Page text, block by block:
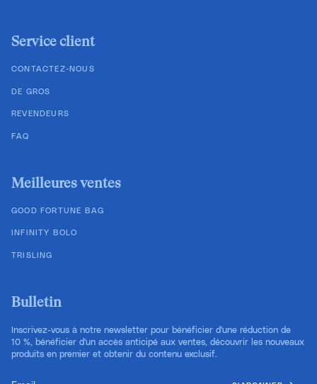
Service client
CONTACTEZ-NOUS
DE GROS
REVENDEURS
FAQ
Meilleures ventes
GOOD FORTUNE BAG
INFINITY BOLO
TRISLING
Bulletin
Inscrivez-vous à notre newsletter pour bénéficier d'une réduction de
10 %, bénéficier d'un accès anticipé aux ventes, découvrir les nouveaux
produits en premier et obtenir du contenu exclusif.